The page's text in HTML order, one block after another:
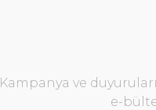
Kampanya ve
e-